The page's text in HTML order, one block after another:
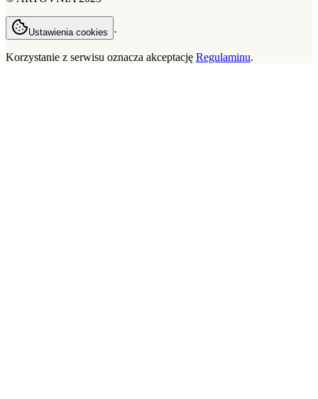
Ustawienia cookies ·
Korzystanie z serwisu oznacza akceptację Regulaminu.